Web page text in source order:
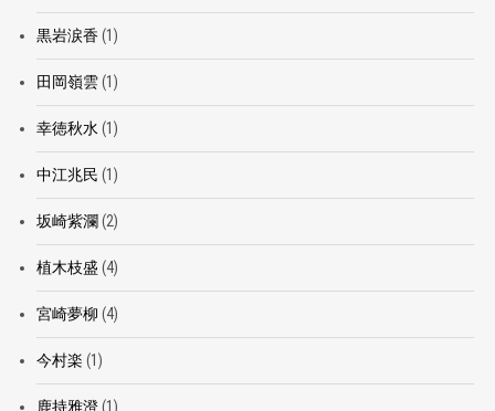
黒岩涙香(1)
田岡嶺雲(1)
幸徳秋水(1)
中江兆民 (1)
坂崎紫瀾 (2)
植木枝盛 (4)
宮崎夢柳 (4)
今村楽 (1)
鹿持雅澄(1)